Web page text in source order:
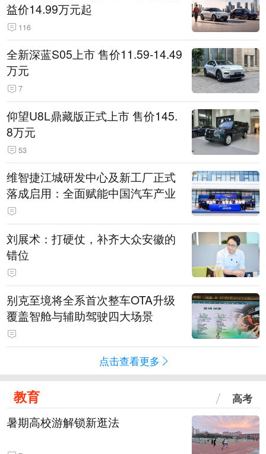
益价14.99万元起
116
全新深蓝S05上市 售价11.59-14.49
万元
7
仰望U8L鼎藏版正式上市 售价145.
8万元
53
维智捷江城研发中心及新工厂正式
落成启用：全面赋能中国汽车产业
刘展术：打硬仗，补齐大众安徽的
错位
别克至境将全系首次整车OTA升级
覆盖智舱与辅助驾驶四大场景
点击查看更多
教育 高考
暑期高校游解锁新逛法